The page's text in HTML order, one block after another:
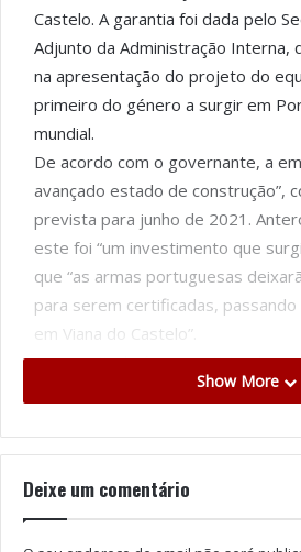
Castelo. A garantia foi dada pelo
Adjunto da Administração Interna,
na apresentação do projeto do
primeiro do género a surgir em
mundial.
De acordo com o governante, a
avançado estado de construção”,
prevista para junho de 2021.
este foi “um investimento que
que “as armas portuguesas
para serem certificadas,
em Viana do Castelo”.
A empreitada é comparticipada
comunitárias pelo Fundo para a
e munições, está a ser instalado
Show More
Deixe um comentário